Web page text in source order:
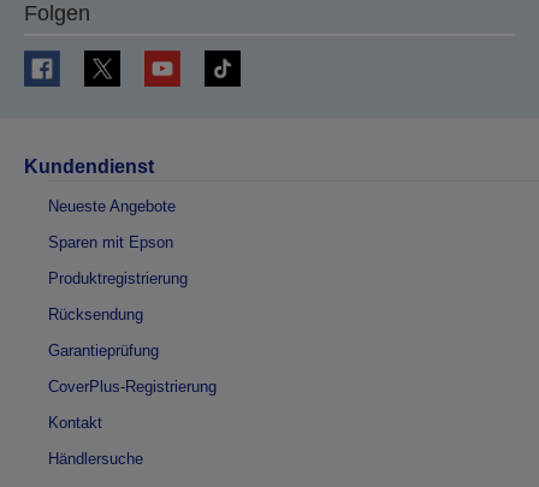
Folgen
Kundendienst
Neueste Angebote
Sparen mit Epson
Produktregistrierung
Rücksendung
Garantieprüfung
CoverPlus-Registrierung
Kontakt
Händlersuche